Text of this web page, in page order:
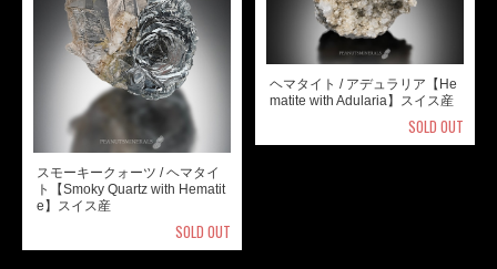
スモーキークォーツ / ヘマタイ
ト【Smoky Quartz with Hematit
e】スイス産
SOLD OUT
ヘマタイト / アデュラリア【He
matite with Adularia】スイス産
SOLD OUT